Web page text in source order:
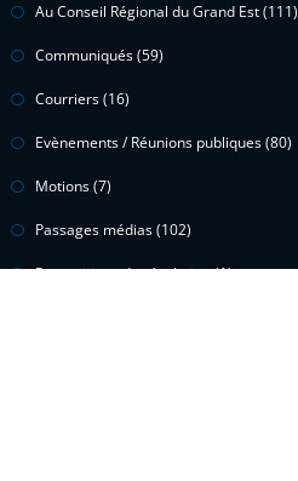
Au Conseil Régional du Grand Est(111)
Communiqués(59)
Courriers(16)
Evènements / Réunions publiques(80)
Motions(7)
Passages médias(102)
Propositions de résolution(1)